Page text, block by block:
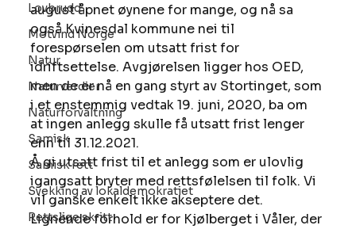
Lovbrudd
Motvind Norge
Natur
Naturverdier
Naturforvaltning
Samisk
Samisk rett
Svekking av lokaldemokratiet
Rettslige skritt
august åpnet øynene for mange, og nå sa
også Kvinesdal kommune nei til
forespørselen om utsatt frist for
idriftsettelse. Avgjørelsen ligger hos OED,
men de er nå en gang styrt av Stortinget, som
i et enstemmig vedtak 19. juni, 2020, ba om
at ingen anlegg skulle få utsatt frist lenger
enn til 31.12.2021.
Å gi utsatt frist til et anlegg som er ulovlig
igangsatt bryter med rettsfølelsen til folk. Vi
vil ganske enkelt ikke akseptere det.
Lignende forhold er for Kjølberget i Våler, der